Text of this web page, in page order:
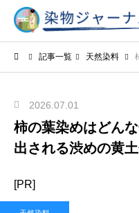
記事一覧 天然染料
2026.07.01
柿の葉染めはどん
出される渋めの黄
[PR]